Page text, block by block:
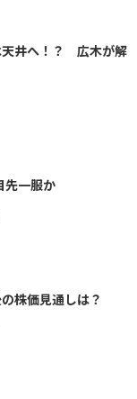
天井へ！？ 広木が解
先一服か
株価見通しは？